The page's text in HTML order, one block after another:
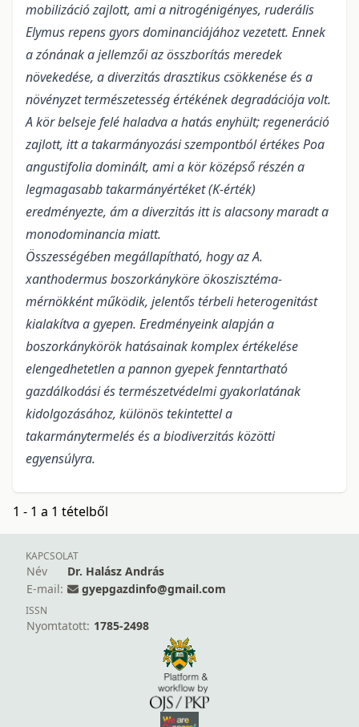
mobilizáció zajlott, ami a nitrogénigényes, ruderális
Elymus repens gyors dominanciájához vezetett. Ennek
a zónának a jellemzői az összborítás meredek
növekedése, a diverzitás drasztikus csökkenése és a
növényzet természetesség értékének degradációja volt.
A kör belseje felé haladva a hatás enyhült; regeneráció
zajlott, itt a takarmányozási szempontból értékes Poa
angustifolia dominált, ami a kör középső részén a
legmagasabb takarmányértéket (K-érték)
eredményezte, ám a diverzitás itt is alacsony maradt a
monodominancia miatt.
Összességében megállapítható, hogy az A.
xanthodermus boszorkányköre ökoszisztéma-
mérnökként működik, jelentős térbeli heterogenitást
kialakítva a gyepen. Eredményeink alapján a
boszorkánykörök hatásainak komplex értékelése
elengedhetetlen a pannon gyepek fenntartható
gazdálkodási és természetvédelmi gyakorlatának
kidolgozásához, különös tekintettel a
takarmánytermelés és a biodiverzitás közötti
egyensúlyra.
1 - 1 a 1 tételből
KAPCSOLAT
Név
Dr. Halász András
E-mail:
gyepgazdinfo@gmail.com
ISSN
Nyomtatott: 1785-2498